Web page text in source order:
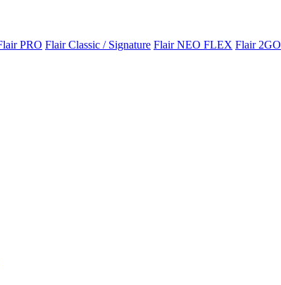
PRO Flair Classic / Signature Flair NEO FLEX Flair 2GO